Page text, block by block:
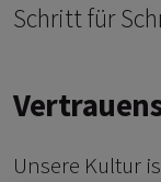
Schritt für
Unsere Kultur